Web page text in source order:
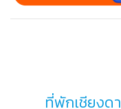
ที่พักเชียงด